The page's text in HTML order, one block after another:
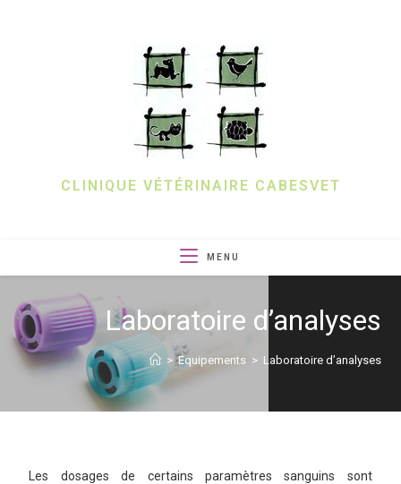
CLINIQUE VÉTÉRINAIRE CABESVET
MENU
Laboratoire d’analyses
> Equipements > Laboratoire d’analyses
Les dosages de certains paramètres sanguins sont